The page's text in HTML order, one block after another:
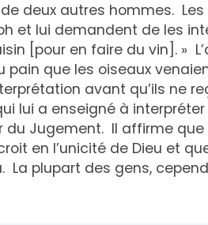
deux autres hommes.
et lui demandent de les
[pour en faire du vin]. »
que les oiseaux
avant qu’ils ne
lui a enseigné à
du Jugement. Il affirme que
en l’unicité de Dieu et
La plupart des gens,